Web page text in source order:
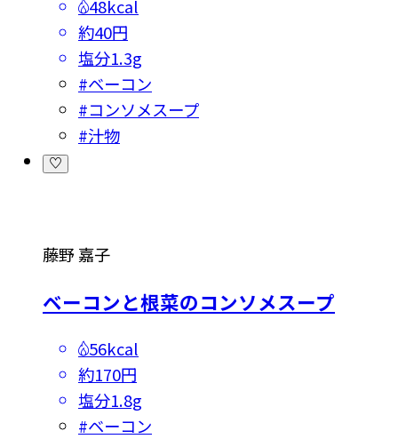
48kcal
約40円
塩分1.3g
#ベーコン
#コンソメスープ
#汁物
藤野 嘉子
ベーコンと根菜のコンソメスープ
56kcal
約170円
塩分1.8g
#ベーコン